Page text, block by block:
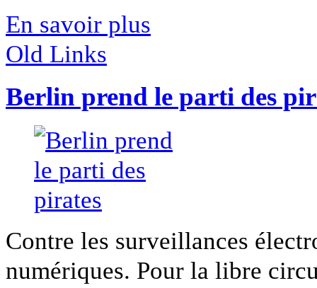
En savoir plus
Old Links
Berlin prend le parti des
Contre les surveillances
numériques. Pour la libre